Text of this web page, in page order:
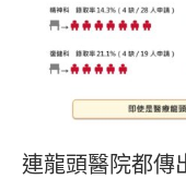
連龍頭醫院都傳